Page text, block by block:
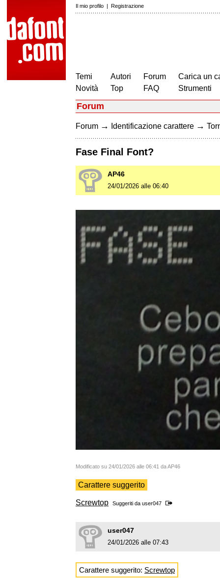
Il mio profilo | Registrazione
Temi
Novità
Autori
Top
Forum
FAQ
Carica un
Strumenti
Forum
Forum → Identificazione carattere →
Fase Final Font?
AP46
24/01/2026 alle 06:40
Modificato su 24/01/2026 alle 06:41 da AP46
Carattere suggerito
Screwtop Suggeriti da user047
user047
24/01/2026 alle 07:43
Carattere suggerito: Screwtop